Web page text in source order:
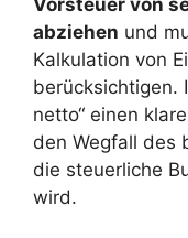
Vorsteuer von
abziehen und
Kalkulation von
berücksichtigen.
netto“ einen
den Wegfall des
die steuerliche
wird.